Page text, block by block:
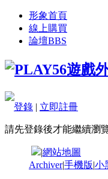
形象首頁
線上購買
論壇BBS
登錄 | 立即註冊
請先登錄後才能繼續瀏
|網站地圖
Archiver|手機版|小